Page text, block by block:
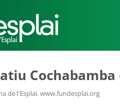
Cochabamba
de l'Esplai. www.fundesplai.org
ACCIÓ SOCIAL I